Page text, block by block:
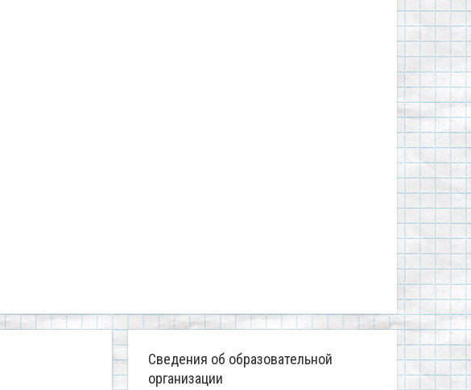
Сведения об образовательной
организации